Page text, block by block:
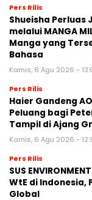
Pers Rilis
Shueisha Perluas
melalui MANGA
Manga yang
Bahasa
Kamis, 6 Agu 2026 -
Pers Rilis
Haier Gandeng
Peluang bagi
Tampil di Ajang
Kamis, 6 Agu 2026 -
Pers Rilis
SUS
WtE di Indonesia,
Global